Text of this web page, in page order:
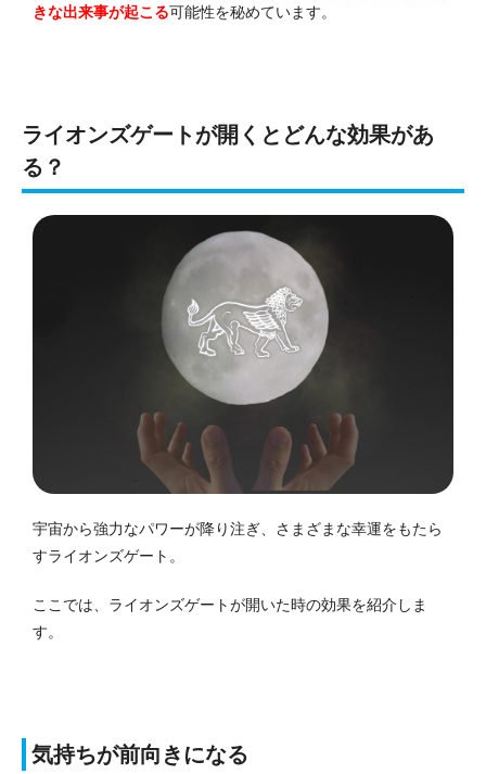
きな出来事が起こる可能性を秘めています。
ライオンズゲートが開くとどんな効果があ
る？
宇宙から強力なパワーが降り注ぎ、さまざまな幸運をもたら
すライオンズゲート。
ここでは、ライオンズゲートが開いた時の効果を紹介しま
す。
気持ちが前向きになる